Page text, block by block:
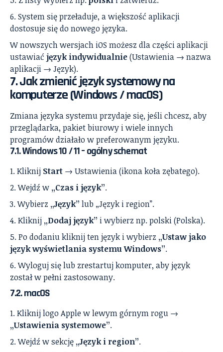
System się przeładuje, a większość aplikacji
dostosuje się do nowego języka.
W nowszych wersjach iOS możesz dla części aplikacji
ustawiać język indywidualnie(Ustawienia → nazwa
aplikacji → Język).
7. Jak zmienić język systemowy na
komputerze (Windows / macOS)
Zmiana języka systemu przydaje się, jeśli chcesz, aby
przeglądarka, pakiet biurowy i wiele innych
programów działało w preferowanym języku.
7.1. Windows 10 / 11 – ogólny schemat
Kliknij Start → Ustawienia (ikona koła zębatego).
Wejdź w „Czas i język”.
Wybierz „Język” lub „Język i region”.
Kliknij „Dodaj język” i wybierz np. polski (Polska).
Po dodaniu kliknij ten język i wybierz „Ustaw jako
język wyświetlania systemu Windows”.
Wyloguj się lub zrestartuj komputer, aby język
został w pełni zastosowany.
7.2. macOS
Kliknij logo Apple w lewym górnym rogu →
„Ustawienia systemowe”.
Wejdź w sekcję „Język i region”.